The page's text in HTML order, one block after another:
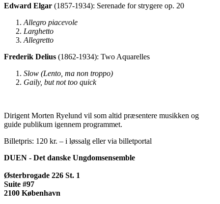
Edward Elgar (1857-1934): Serenade for strygere op. 20
Allegro piacevole
Larghetto
Allegretto
Frederik Delius (1862-1934): Two Aquarelles
Slow (Lento, ma non troppo)
Gaily, but not too quick
Dirigent Morten Ryelund vil som altid præsentere musikken og
guide publikum igennem programmet.
Billetpris: 120 kr. – i løssalg eller via billetportal
DUEN - Det danske Ungdomsensemble
Østerbrogade 226 St. 1
Suite #97
2100 København